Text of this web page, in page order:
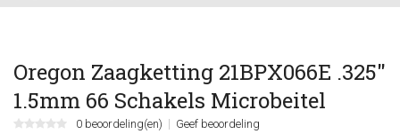
Oregon Zaagketting 21BPX066E .325"
1.5mm 66 Schakels Microbeitel
0 beoordeling(en) Geef beoordeling